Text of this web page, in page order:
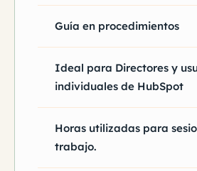
Guía en procedimientos
Ideal para Directores y
individuales de HubSpot
Horas utilizadas para
trabajo.